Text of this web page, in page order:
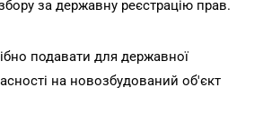
за державну реєстрацію прав.
подавати для державної
на новозбудований об'єкт